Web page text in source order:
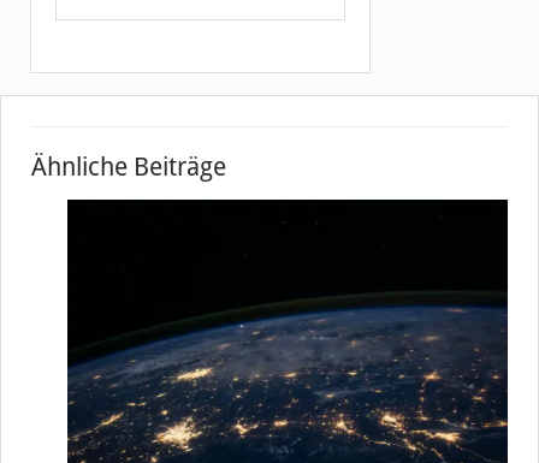
Ähnliche Beiträge